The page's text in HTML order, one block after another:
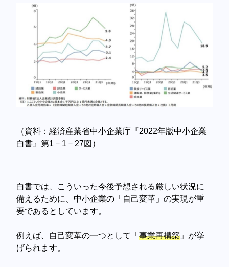
（資料：経済産業省中小企業庁『2022年版中小企業
白書』第1－1－27図）
白書では、こういった今後予想される厳しい状況に
備えるために、中小企業の「自己変革」の実現が重
要であるとしています。
例えば、自己変革の一つとして「事業再構築 」が挙
げられます。